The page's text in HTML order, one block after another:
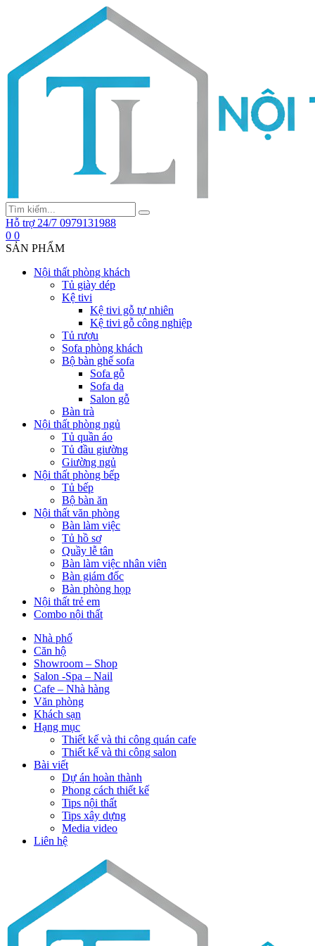
Hỗ trợ 24/7 0979131988
0 0
SẢN PHẨM
Nội thất phòng khách
Tủ giày dép
Kệ tivi
Kệ tivi gỗ tự nhiên
Kệ tivi gỗ công nghiệp
Tủ rượu
Sofa phòng khách
Bộ bàn ghế sofa
Sofa gỗ
Sofa da
Salon gỗ
Bàn trà
Nội thất phòng ngủ
Tủ quần áo
Tủ đầu giường
Giường ngủ
Nội thất phòng bếp
Tủ bếp
Bộ bàn ăn
Nội thất văn phòng
Bàn làm việc
Tủ hồ sơ
Quầy lễ tân
Bàn làm việc nhân viên
Bàn giám đốc
Bàn phòng họp
Nội thất trẻ em
Combo nội thất
Nhà phố
Căn hộ
Showroom – Shop
Salon -Spa – Nail
Cafe – Nhà hàng
Văn phòng
Khách sạn
Hạng mục
Thiết kế và thi công quán cafe
Thiết kế và thi công salon
Bài viết
Dự án hoàn thành
Phong cách thiết kế
Tips nội thất
Tips xây dựng
Media video
Liên hệ